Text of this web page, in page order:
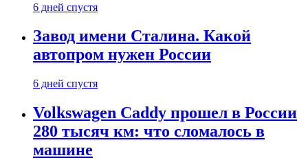
6 дней спустя
Завод имени Сталина. Какой
автопром нужен России
6 дней спустя
Volkswagen Caddy прошел в России
280 тысяч км: что сломалось в
машине